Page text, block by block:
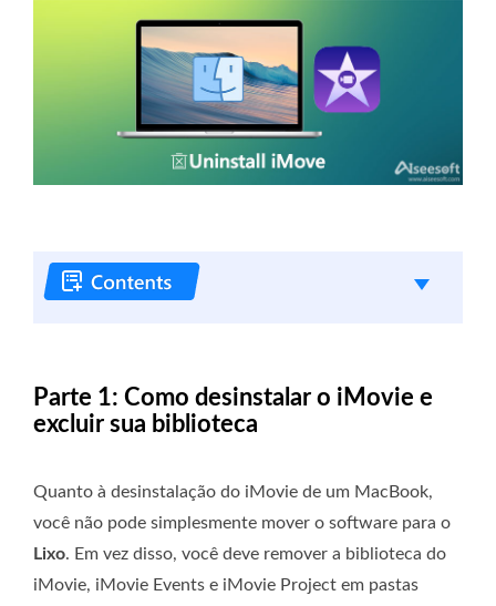
Parte 1: Como desinstalar o iMovie e
excluir sua biblioteca
Quanto à desinstalação do iMovie de um MacBook,
você não pode simplesmente mover o software para o
Lixo. Em vez disso, você deve remover a biblioteca do
iMovie, iMovie Events e iMovie Project em pastas